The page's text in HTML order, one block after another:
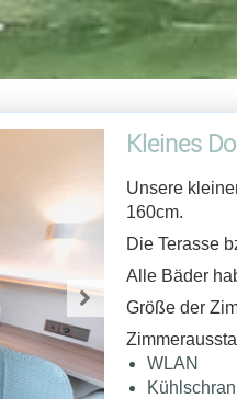
Kleines
Unsere
160cm.
Die Terasse
Alle Bäder
Größe der
WLAN